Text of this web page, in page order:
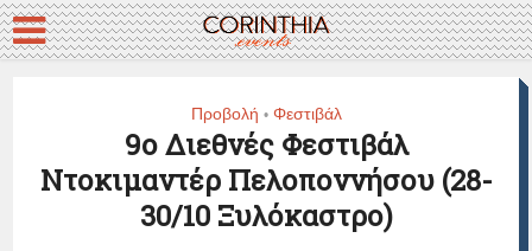
Προβολή • Φεστιβάλ
9ο Διεθνές Φεστιβάλ
Ντοκιμαντέρ Πελοποννήσου (28-
30/10 Ξυλόκαστρο)